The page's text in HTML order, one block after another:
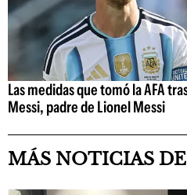
Las medidas que tomó la AFA
Messi, padre de Lionel Messi
MÁS NOTICIAS